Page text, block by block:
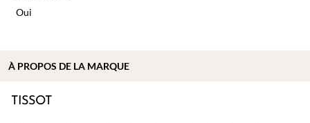
Oui
TISSOT
À PROPOS DE LA MARQUE